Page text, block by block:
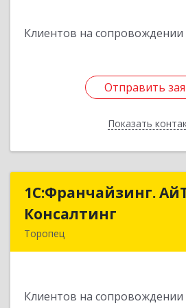
Клиентов на сопровождении
Отправить
Показать
Отправить
Назад
1С:Франчайзинг.
Консалтинг
Торопец
Клиентов на сопровождении